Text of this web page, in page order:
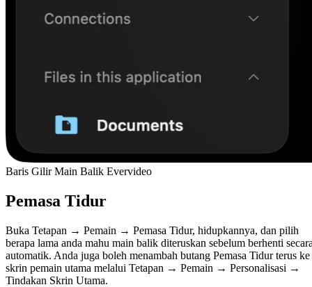
Baris Gilir Main Balik Evervideo
Pemasa Tidur
Buka Tetapan → Pemain → Pemasa Tidur, hidupkannya, dan pilih
berapa lama anda mahu main balik diteruskan sebelum berhenti
automatik. Anda juga boleh menambah butang Pemasa Tidur terus ke
skrin pemain utama melalui Tetapan → Pemain → Personalisasi →
Tindakan Skrin Utama.